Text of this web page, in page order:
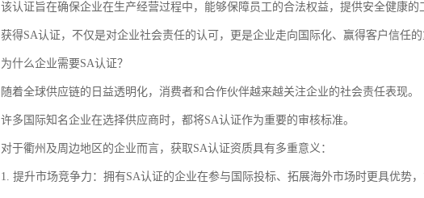
该认证旨在确保企业在生产经营过程中，能够保障员工的合法权益，提供安全健康
获得SA认证，不仅是对企业社会责任的认可，更是企业走向国际化、赢得客户信任
为什么企业需要SA认证？
随着全球供应链的日益透明化，消费者和合作伙伴越来越关注企业的社会责任表现。
许多国际知名企业在选择供应商时，都将SA认证作为重要的审核标准。
对于衢州及周边地区的企业而言，获取SA认证资质具有多重意义：
1. 提升市场竞争力：拥有SA认证的企业在参与国际投标、拓展海外市场时更具优势